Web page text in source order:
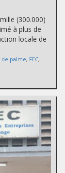
(300.000)
à plus de
locale de
de palme, FEC,